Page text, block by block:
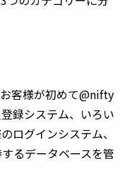
客様が初めて@nifty
録システム、いろい
ログインシステム、
るデータベースを管